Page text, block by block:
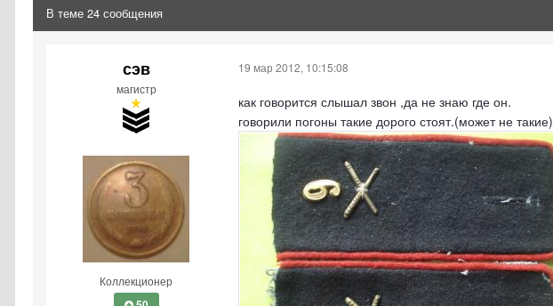
В теме 24 сообщения
сэв
магистр
Коллекционер
19 мар 2012, 10:15:08
как говорится слышал звон ,да не знаю где он.
говорили погоны такие дорого стоят.(может не такие)